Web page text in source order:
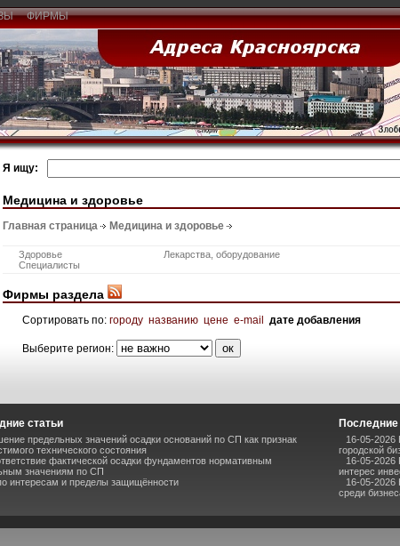
ФИРМЫ
Я ищу:
Медицина и здоровье
Главная страница Медицина и здоровье
Здоровье Лекарства, оборудование
Специалисты
Фирмы раздела
Сортировать по: городу названию цене e-mail дате добавления
Выберите регион:
статьи
предельных значений осадки оснований по СП как признак
технического состояния
фактической осадки фундаментов нормативным
значениям по СП
интересам и пределы защищённости
16-05-2026
городской
16-05-2026
интерес
16-05-2026
среди